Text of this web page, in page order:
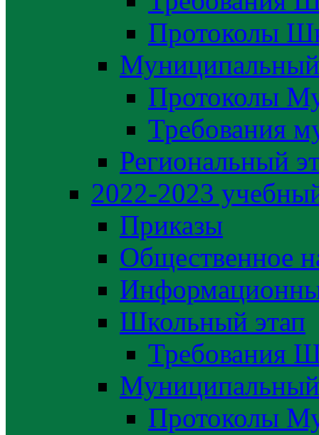
Протоколы
Муниципальный
Протоколы
Требования
Региональный
2022-2023
Приказы
Общественное
Школьный этап
Требования
Муниципальный
Протоколы